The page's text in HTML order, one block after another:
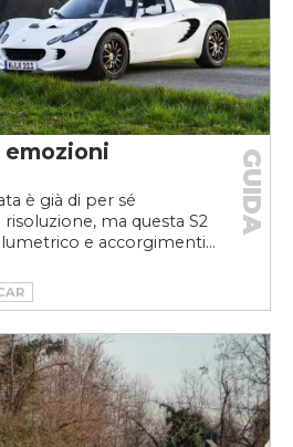
emozioni
è già di per sé
risoluzione, ma questa S2
e accorgimenti...
GUIDA